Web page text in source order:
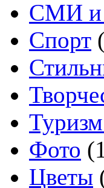
СМИ и
Спорт
Фото
Цветы